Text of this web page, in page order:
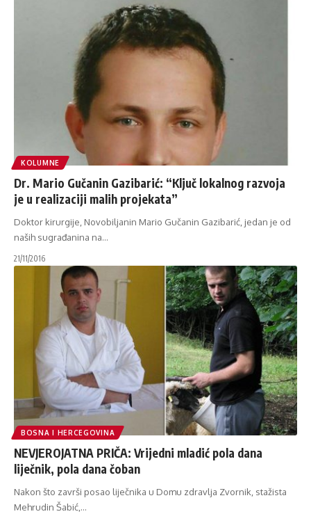
KOLUMNE
Dr. Mario Gučanin Gazibarić: “Ključ lokalnog razvoja
je u realizaciji malih projekata”
Doktor kirurgije, Novobiljanin Mario Gučanin Gazibarić, jedan je od
naših sugrađanina na…
21/11/2016
BOSNA I HERCEGOVINA
NEVJEROJATNA PRIČA: Vrijedni mladić pola dana
liječnik, pola dana čoban
Nakon što završi posao liječnika u Domu zdravlja Zvornik, stažista
Mehrudin Šabić,…